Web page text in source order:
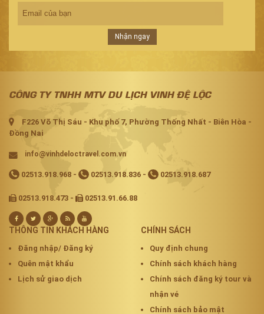
Nhận ngay
CÔNG TY TNHH MTV DU LỊCH VINH ĐỆ LỘC
F226 Võ Thị Sáu - Khu phố 7, Phường Thống Nhất - Biên Hòa -
Đồng Nai
info@vinhdeloctravel.com.vn
02513.918.968 - 02513.918.836 - 02513.918.687
02513.918.473 - 02513.91.66.88
THÔNG TIN KHÁCH HÀNG
Đăng nhập/ Đăng ký
Quên mật khẩu
Lịch sử giao dịch
CHÍNH SÁCH
Quy định chung
Chính sách khách hàng
Chính sách đăng ký tour và
nhận vé
Chính sách bảo mật